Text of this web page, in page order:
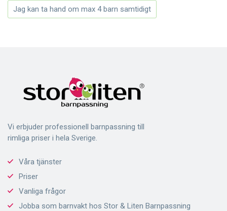
Jag kan ta hand om max 4 barn samtidigt
Vi erbjuder professionell barnpassning till
rimliga priser i hela Sverige.
Våra tjänster
Priser
Vanliga frågor
Jobba som barnvakt hos Stor & Liten Barnpassning